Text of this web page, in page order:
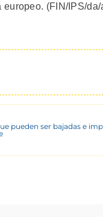
(FIN/IPS/
pueden ser bajadas e